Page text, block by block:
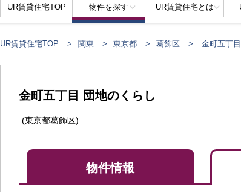
UR賃貸住宅TOP 物件を探す UR賃貸住宅とは
UR賃貸住宅TOP 関東 東京都 葛飾区 金町五丁目
金町五丁目 団地のくらし
(東京都葛飾区)
物件情報